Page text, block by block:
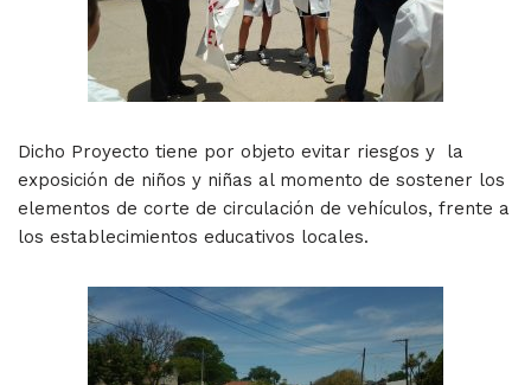
Dicho Proyecto tiene por objeto evitar riesgos y la
exposición de niños y niñas al momento de sostener los
elementos de corte de circulación de vehículos, frente a
los establecimientos educativos locales.